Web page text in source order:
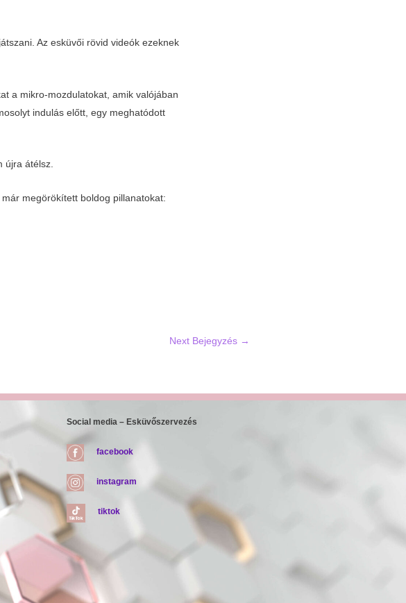
Az esküvői rövid videók ezeknek
a mikro-mozdulatokat, amik valójában
indulás előtt, egy meghatódott
újra átélsz.
megörökített boldog pillanatokat:
Next Bejegyzés →
Social media – Esküvőszervezés
facebook
instagram
tiktok